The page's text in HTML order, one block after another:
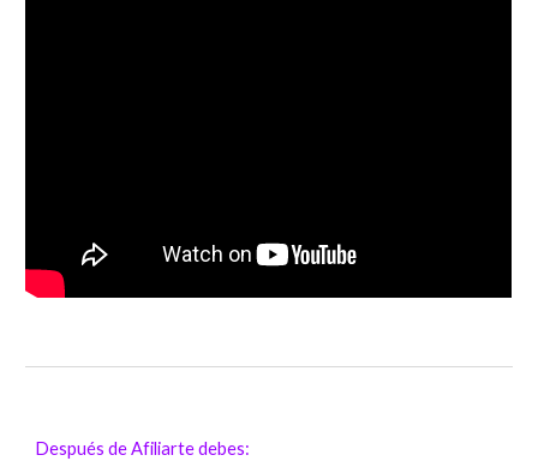
Después de Afiliarte debes: